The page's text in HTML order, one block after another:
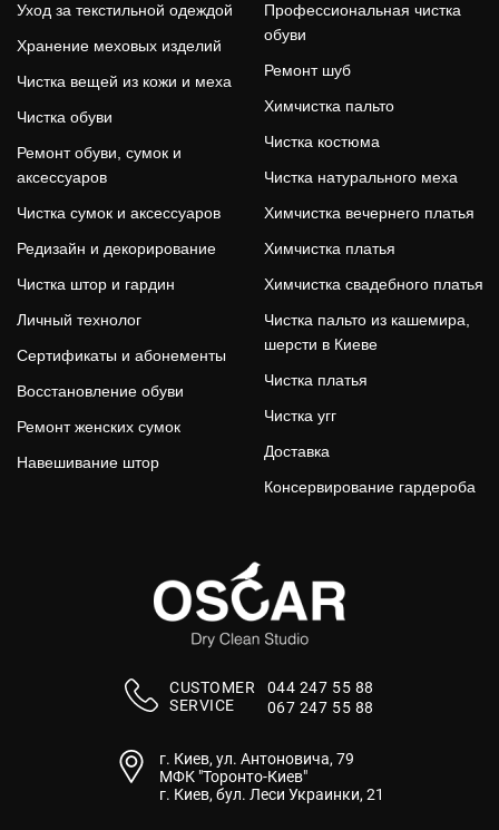
Уход за текстильной одеждой
Хранение меховых изделий
Чистка вещей из кожи и меха
Чистка обуви
Ремонт обуви, сумок и
аксессуаров
Чистка сумок и аксессуаров
Редизайн и декорирование
Чистка штор и гардин
Личный технолог
Сертификаты и абонементы
Восстановление обуви
Ремонт женских сумок
Навешивание штор
Профессиональная чистка
обуви
Ремонт шуб
Химчистка пальто
Чистка костюма
Чистка натурального меха
Химчистка вечернего платья
Химчистка платья
Химчистка свадебного платья
Чистка пальто из кашемира,
шерсти в Киеве
Чистка платья
Чистка угг
Доставка
Консервирование гардероба
СUSTOMER
SERVICE
044 247 55 88
067 247 55 88
г. Киев, ул. Антоновича, 79
МФК "Торонто-Киев"
г. Киев, бул. Леси Украинки, 21